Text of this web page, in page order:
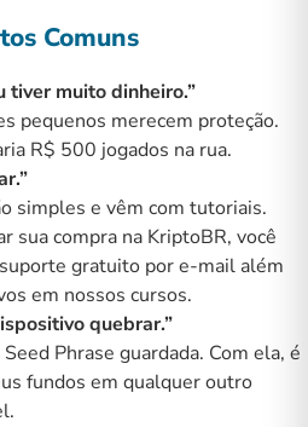
Comuns
tiver muito dinheiro.”
pequenos merecem proteção.
R$ 500 jogados na rua.
simples e vêm com tutoriais.
sua compra na KriptoBR, você
gratuito por e-mail além
em nossos cursos.
quebrar.”
Phrase guardada. Com ela, é
fundos em qualquer outro